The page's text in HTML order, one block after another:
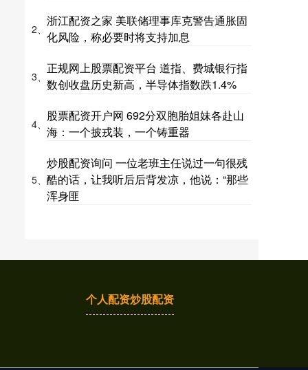
2、
浙江配资之家 美联储理事库克警告通胀固
化风险，称必要时将支持加息
3、
正规网上股票配资平台 道指、费城银行指
数创收盘历史新高，半导体指数跌1.4%
4、
股票配资开户网 692分双胞胎姐妹各赴山
海：一个披戎装，一个铸重器
5、
炒股配资询问 一位老班主任说过一句很残
酷的话，让我听后后背发凉，他说：“那些
浑身匪
个人配资炒股配资